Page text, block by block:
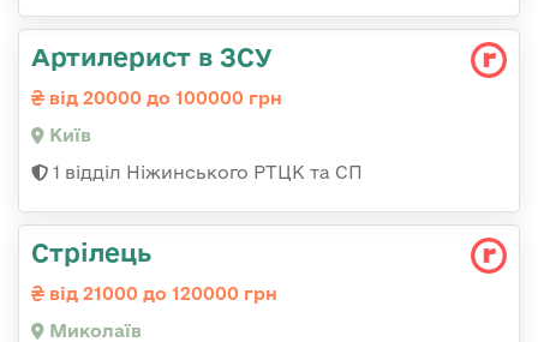
Артилерист в ЗСУ
від 20000 до 100000 грн
Київ
1 відділ Ніжинського РТЦК та СП
Стрілець
від 21000 до 120000 грн
Миколаїв